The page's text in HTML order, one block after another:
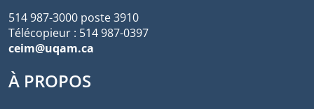
514 987-3000 poste 3910
Télécopieur : 514 987-0397
ceim@uqam.ca
À PROPOS